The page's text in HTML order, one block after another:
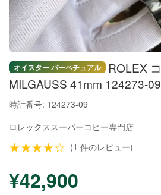
オイスター パーペチュアル
ROLEX
MILGAUSS 41mm 124273-09
時計番号: 124273-09
ロレックススーパーコピー専門店
★★★★☆ (1 件のレビュー)
¥42,900